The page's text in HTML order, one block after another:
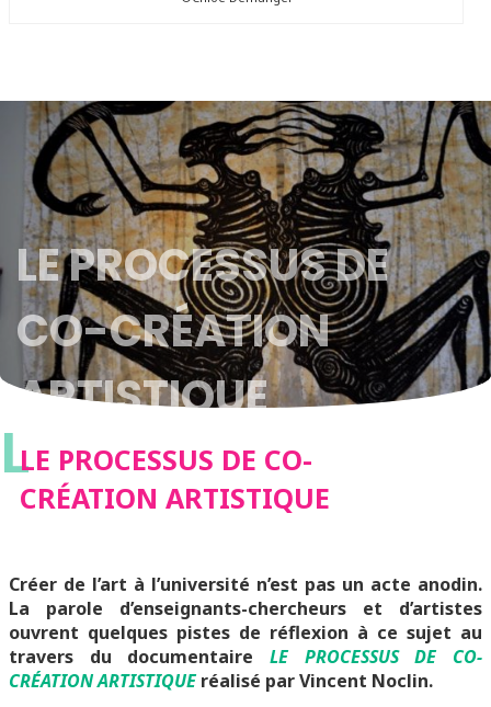
LE PROCESSUS DE
CO-CRÉATION
ARTISTIQUE
LLE PROCESSUS DE CO-
CRÉATION ARTISTIQUE
Créer de l’art à l’université n’est pas un acte anodin.
La parole d’enseignants-chercheurs et d’artistes
ouvrent quelques pistes de réflexion à ce sujet au
travers du documentaire LE PROCESSUS DE CO-
CRÉATION ARTISTIQUEréalisé par Vincent Noclin.